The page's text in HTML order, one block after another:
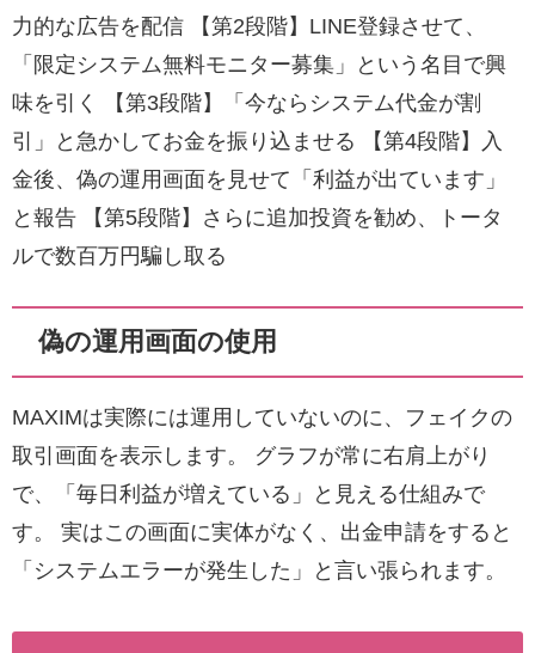
力的な広告を配信 【第2段階】LINE登録させて、
「限定システム無料モニター募集」という名目で興
味を引く 【第3段階】「今ならシステム代金が割
引」と急かしてお金を振り込ませる 【第4段階】入
金後、偽の運用画面を見せて「利益が出ています」
と報告 【第5段階】さらに追加投資を勧め、トータ
ルで数百万円騙し取る
偽の運用画面の使用
MAXIMは実際には運用していないのに、フェイクの
取引画面を表示します。 グラフが常に右肩上がり
で、「毎日利益が増えている」と見える仕組みで
す。 実はこの画面に実体がなく、出金申請をすると
「システムエラーが発生した」と言い張られます。